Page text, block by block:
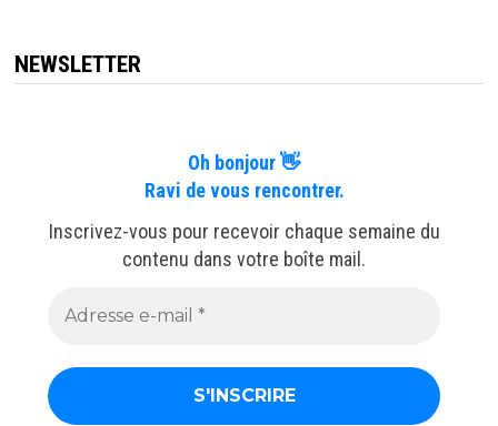
NEWSLETTER
Oh bonjour 👋
Ravi de vous rencontrer.
Inscrivez-vous pour recevoir chaque semaine du
contenu dans votre boîte mail.